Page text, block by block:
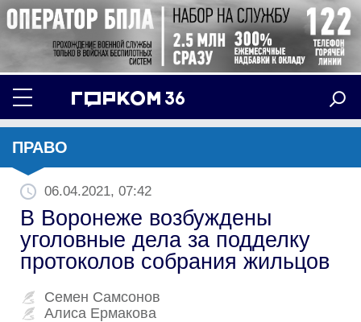
ПРАВО
06.04.2021, 07:42
В Воронеже возбуждены
уголовные дела за подделку
протоколов собрания жильцов
Семен Самсонов
Алиса Ермакова